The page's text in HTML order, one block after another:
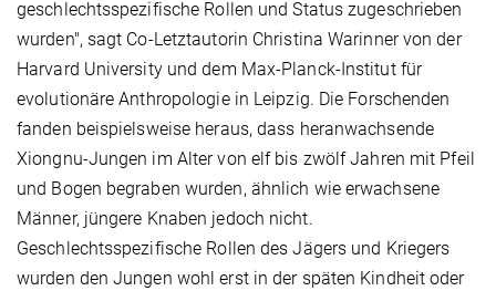
geschlechtsspezifische Rollen und Status zugeschrieben
wurden", sagt Co-Letztautorin Christina Warinner von der
Harvard University und dem Max-Planck-Institut für
evolutionäre Anthropologie in Leipzig. Die Forschenden
fanden beispielsweise heraus, dass heranwachsende
Xiongnu-Jungen im Alter von elf bis zwölf Jahren mit Pfeil
und Bogen begraben wurden, ähnlich wie erwachsene
Männer, jüngere Knaben jedoch nicht.
Geschlechtsspezifische Rollen des Jägers und Kriegers
wurden den Jungen wohl erst in der späten Kindheit oder